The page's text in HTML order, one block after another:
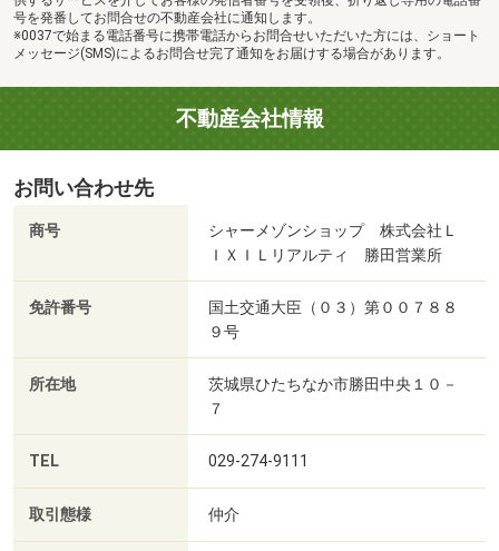
号を発番してお問合せの不動産会社に通知します。
※0037で始まる電話番号に携帯電話からお問合せいただいた方には、ショート
メッセージ(SMS)によるお問合せ完了通知をお届けする場合があります。
不動産会社情報
お問い合わせ先
商号
シャーメゾンショップ 株式会社Ｌ
ＩＸＩＬリアルティ 勝田営業所
免許番号
国土交通大臣（０３）第００７８８
９号
所在地
茨城県ひたちなか市勝田中央１０－
７
TEL 029-274-9111
取引態様 仲介